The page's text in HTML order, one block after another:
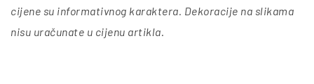
cijene su informativnog karaktera. Dekoracije na slikama
nisu uračunate u cijenu artikla.